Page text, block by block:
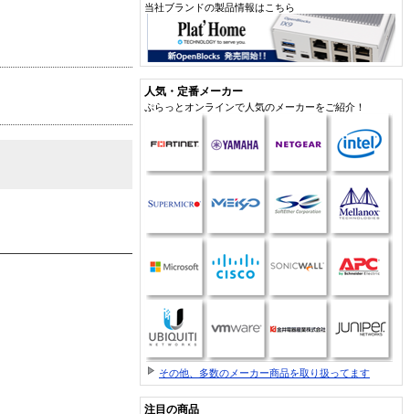
当社ブランドの製品情報はこちら
人気・定番メーカー
ぷらっとオンラインで人気のメーカーをご紹介！
その他、多数のメーカー商品を取り扱ってます
注目の商品